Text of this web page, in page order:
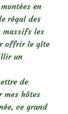
en
régal des
massifs les
offrir le gîte
un
de
mes hôtes
ce grand